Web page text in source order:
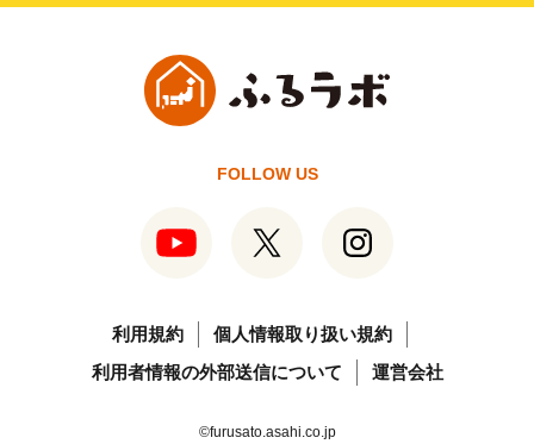
FOLLOW US
利用規約
個人情報取り扱い規約
利用者情報の外部送信について
運営会社
©furusato.asahi.co.jp